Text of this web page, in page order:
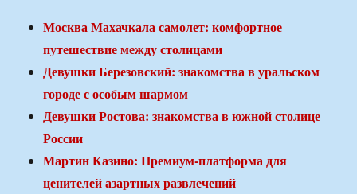
Москва Махачкала самолет: комфортное
путешествие между столицами
Девушки Березовский: знакомства в уральском
городе с особым шармом
Девушки Ростова: знакомства в южной столице
России
Мартин Казино: Премиум-платформа для
ценителей азартных развлечений